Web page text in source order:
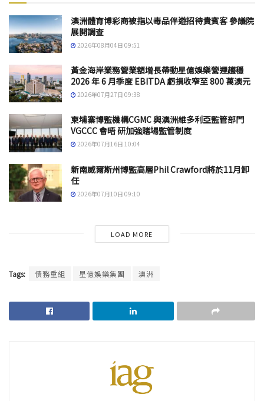
澳洲體育博彩商被指以毒品伴遊招待貴賓客 參議院
展開調查
2026年08月04日 09:51
黃金海岸業務營業額增長帶動星億娛樂營運趨穩
2026 年 6 月季度 EBITDA 虧損收窄至 800 萬澳元
2026年07月27日 09:38
柬埔寨博監機構CGMC 與澳洲維多利亞監管部門
VGCCC 會晤 研加強賭場監管制度
2026年07月16日 10:04
新南威爾斯州博監高層Phil Crawford將於11月卸
任
2026年07月10日 09:10
LOAD MORE
Tags: 債務重組 星億娛樂集團 澳洲